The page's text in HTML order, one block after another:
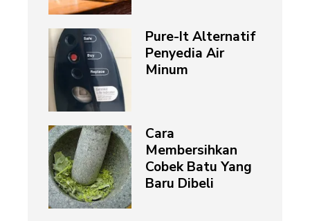
Pure-It Alternatif
Penyedia Air
Minum
Cara
Membersihkan
Cobek Batu Yang
Baru Dibeli